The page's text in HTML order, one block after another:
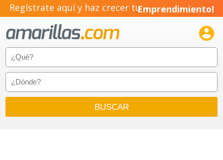
Regístrate aquí y haz crecer tuEmprendimiento!
